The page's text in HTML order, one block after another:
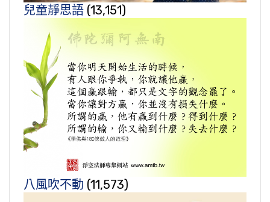
兒童靜思語 (13,151)
八風吹不動 (11,573)